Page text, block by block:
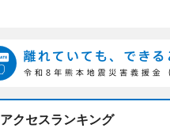
アクセスランキング